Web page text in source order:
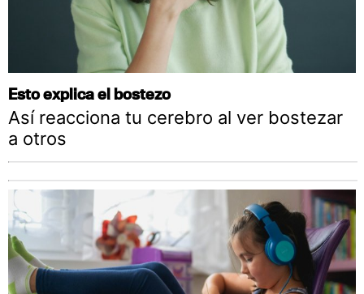
Esto explica el bostezo
Así reacciona tu cerebro al ver bostezar
a otros